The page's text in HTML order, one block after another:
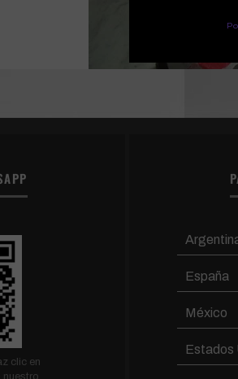
clic en
España
México
Estados